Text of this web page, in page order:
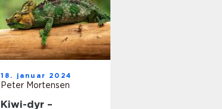
18. januar 2024
Peter Mortensen
Kiwi-dyr –